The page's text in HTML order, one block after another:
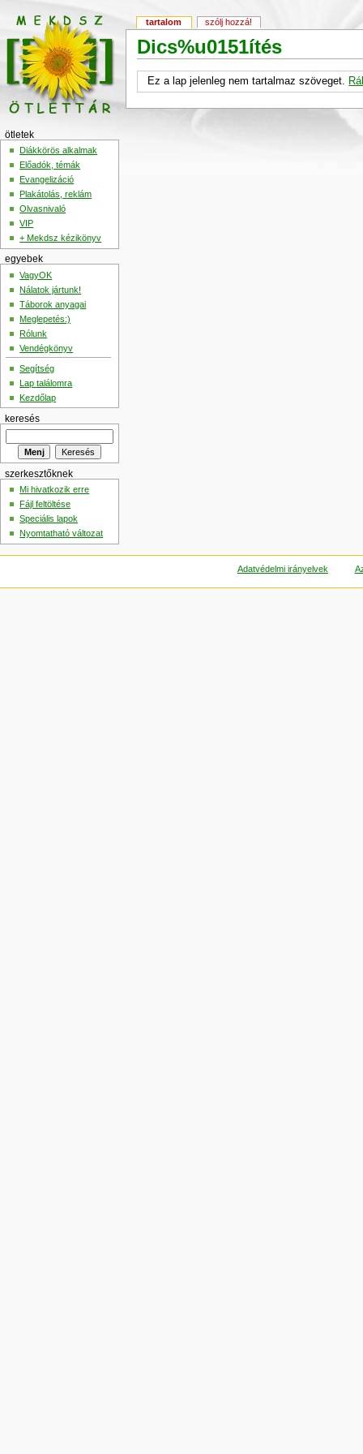
Dics%u0151ítés
Ez a lap jelenleg nem tartalmaz szöveget.
tartalom szólj hozzá!
ötletek
Diákkörös alkalmak
Előadók, témák
Evangelizáció
Plakátolás, reklám
Olvasnivaló
VIP
+ Mekdsz kézikönyv
egyebek
VagyOK
Nálatok jártunk!
Táborok anyagai
Meglepetés:)
Rólunk
Vendégkönyv
Segítség
Lap találomra
Kezdőlap
keresés
szerkesztőknek
Mi hivatkozik erre
Fájl feltöltése
Speciális lapok
Nyomtatható változat
Adatvédelmi irányelvek